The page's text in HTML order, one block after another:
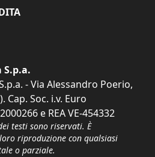
- Via Alessandro Poerio,
Cap. Soc. i.v. Euro
e REA VE-454332
testi sono riservati. È
riproduzione con qualsiasi
o parziale.